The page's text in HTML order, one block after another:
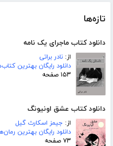
تازه‌ها
دانلود کتاب ماجرای یک نامه
از: نادر براتی
دانلود رایگان بهترین
۱۵۳ صفحه
دانلود کتاب عشق اونیونگ
از: جیمز اسکارث گیل
دانلود رایگان بهترین
۷۳ صفحه